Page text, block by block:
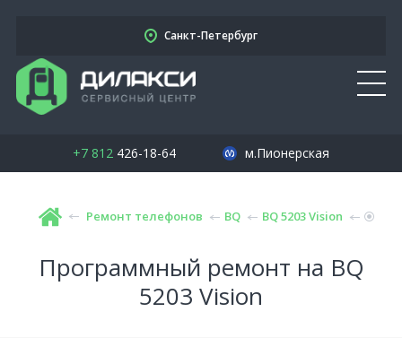
Санкт-Петербург
+7 812426-18-64 м.Пионерская
Ремонт телефонов BQ BQ 5203 Vision
Программный ремонт на BQ
5203 Vision